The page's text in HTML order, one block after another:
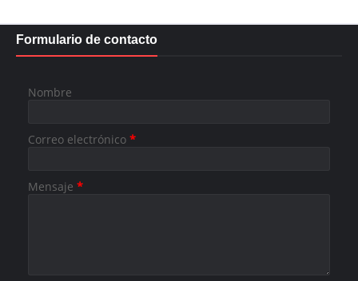
Formulario de contacto
Nombre
Correo electrónico *
Mensaje *